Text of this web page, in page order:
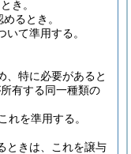
き。
るとき。
て準用する。
、特に必要があると
有する同一種類の
れを準用する。
ときは、これを譲与